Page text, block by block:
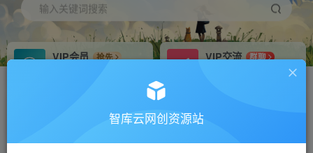
输入关键词搜索
VIP会员
抢先
VIP交流
群聊
研究探讨更多创业项目路子。
会员专属推广链接智库云网创资源站